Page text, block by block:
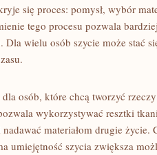
się proces: pomysł, wybór
tego procesu pozwala
wielu osób szycie może stać
osób, które chcą tworzyć
wykorzystywać resztki
materiałom drugie
umiejętność szycia zwiększa